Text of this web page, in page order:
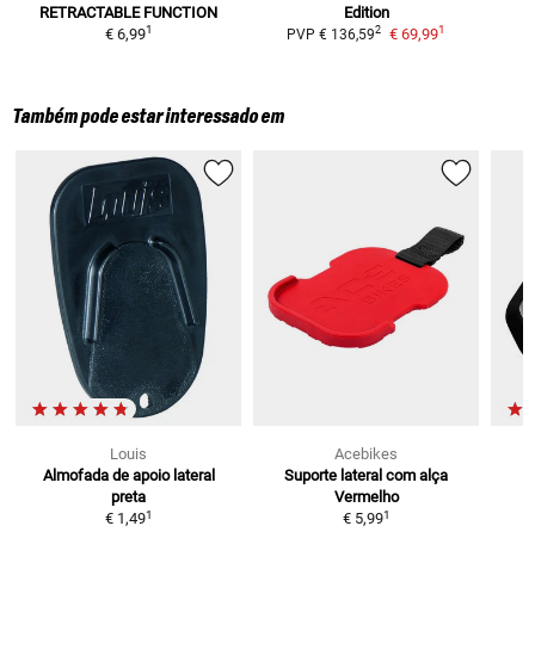
RETRACTABLE FUNCTION
€ 6,991
Edition
PVP € 136,592 € 69,991
Também pode estar interessado em
Louis
Almofada de apoio lateral
preta
€ 1,491
Acebikes
Suporte lateral com alça
Vermelho
€ 5,991